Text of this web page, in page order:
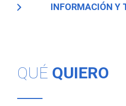
INFORMACIÓN Y
QUÉ QUIERO